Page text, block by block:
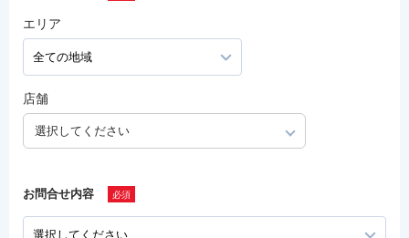
エリア
店舗
選択してください
お問合せ内容